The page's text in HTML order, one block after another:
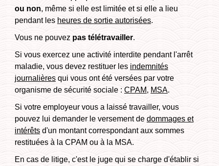
ou non, même si elle est limitée et si elle a lieu
pendant les heures de sortie autorisées.
Vous ne pouvez pas télétravailler.
Si vous exercez une activité interdite pendant l'arrêt
maladie, vous devez restituer les indemnités
journalières qui vous ont été versées par votre
organisme de sécurité sociale : CPAM, MSA.
Si votre employeur vous a laissé travailler, vous
pouvez lui demander le versement de dommages et
intérêts d'un montant correspondant aux sommes
restituées à la CPAM ou à la MSA.
En cas de litige, c'est le juge qui se charge d'établir si